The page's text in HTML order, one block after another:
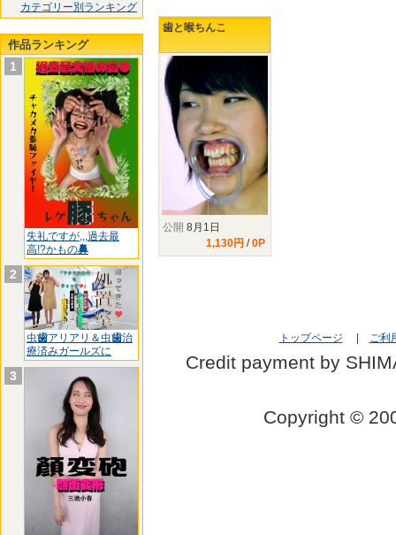
カテゴリー別ランキング
作品ランキング
1
失礼ですが,,,過去最
高!?かもの鼻
2
虫歯アリアリ＆虫歯治
療済みガールズに
3
歯と喉ちんこ
公開 8月1日
1,130円 /0P
トップページ ご利
Credit payment by
Copyright ©